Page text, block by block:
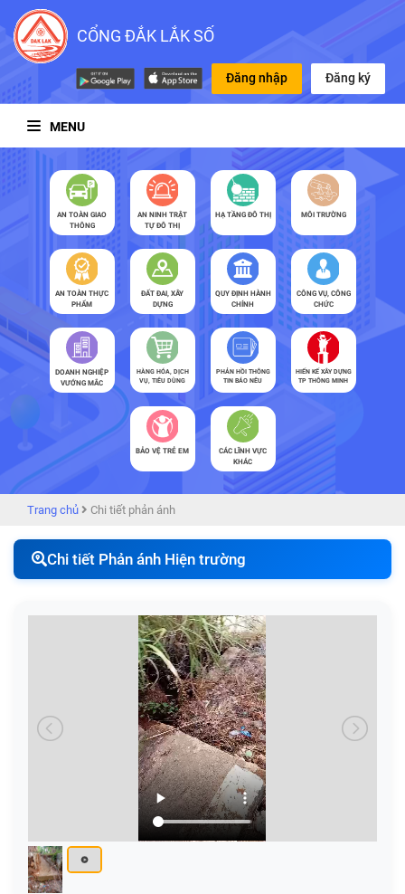
CỔNG ĐẮK LẮK SỐ
Đăng nhập Đăng ký
MENU
AN TOÀN GIAO
THÔNG
AN NINH TRẬT
TỰ ĐÔ THỊ
HẠ TẦNG ĐÔ THỊ MÔI TRƯỜNG
AN TOÀN THỰC
PHẨM
ĐẤT ĐAI, XÂY
DỰNG
QUY ĐỊNH HÀNH
CHÍNH
CÔNG VỤ, CÔNG
CHỨC
DOANH NGHIỆP
VƯỚNG MẮC
HÀNG HÓA, DỊCH
VỤ, TIÊU DÙNG
PHẢN HỒI THÔNG
TIN BÁO NÊU
HIẾN KẾ XÂY DỰNG
TP THÔNG MINH
BẢO VỆ TRẺ EM
CÁC LĨNH VỰC
KHÁC
Trang chủ Chi tiết phản ánh
Chi tiết Phản ánh Hiện trường